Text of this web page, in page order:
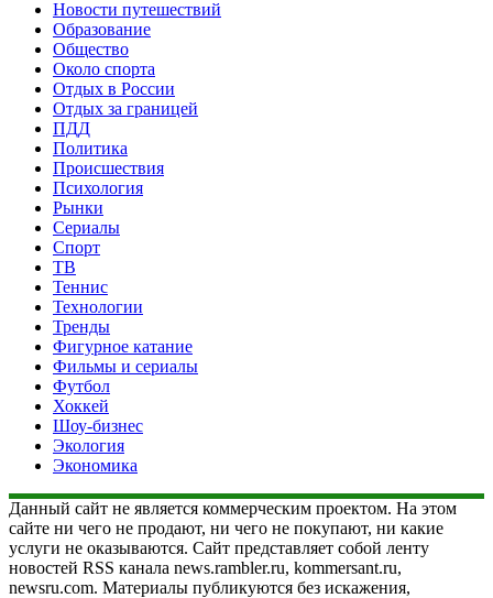
Новости путешествий
Образование
Общество
Около спорта
Отдых в России
Отдых за границей
ПДД
Политика
Происшествия
Психология
Рынки
Сериалы
Спорт
ТВ
Теннис
Технологии
Тренды
Фигурное катание
Фильмы и сериалы
Футбол
Хоккей
Шоу-бизнес
Экология
Экономика
Данный сайт не является коммерческим проектом. На этом
сайте ни чего не продают, ни чего не покупают, ни какие
услуги не оказываются. Сайт представляет собой ленту
новостей RSS канала news.rambler.ru, kommersant.ru,
newsru.com. Материалы публикуются без искажения,